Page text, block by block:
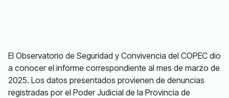
El Observatorio de Seguridad y Convivencia del COPEC dio
a conocer el informe correspondiente al mes de marzo de
2025. Los datos presentados provienen de denuncias
registradas por el Poder Judicial de la Provincia de